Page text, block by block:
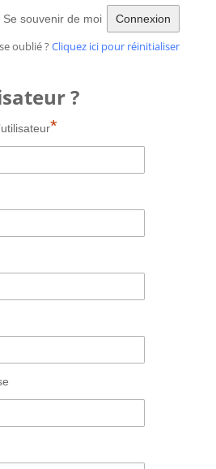
Se souvenir de moi
oublié ?Cliquez ici pour réinitialiser
?
*